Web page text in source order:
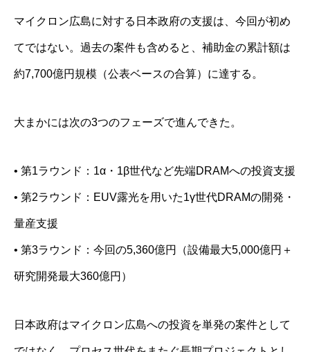
マイクロン広島に対する日本政府の支援は、今回が初め
てではない。過去の案件も含めると、補助金の累計額は
約7,700億円規模（公表ベースの合算）に達する。
大まかには次の3つのフェーズで進んできた。
• 第1ラウンド：1α・1β世代など先端DRAMへの投資支援
• 第2ラウンド：EUV露光を用いた1γ世代DRAMの開発・
量産支援
• 第3ラウンド：今回の5,360億円（設備最大5,000億円＋
研究開発最大360億円）
日本政府はマイクロン広島への投資を単発の案件として